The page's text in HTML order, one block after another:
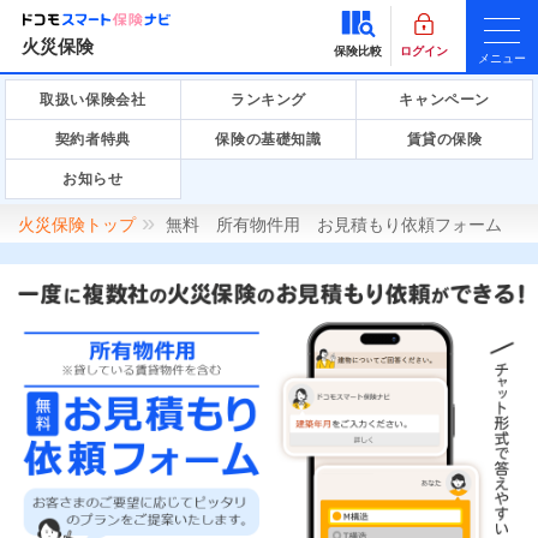
火災保険 保険比較 ログイン
メニュー
取扱い保険会社 ランキング キャンペーン
契約者特典 保険の基礎知識 賃貸の保険
お知らせ
火災保険トップ 無料 所有物件用 お見積もり依頼フォーム